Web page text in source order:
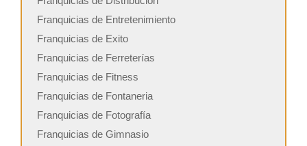
Franquicias de Entretenimiento
Franquicias de Exito
Franquicias de Ferreterías
Franquicias de Fitness
Franquicias de Fontaneria
Franquicias de Fotografía
Franquicias de Gimnasio